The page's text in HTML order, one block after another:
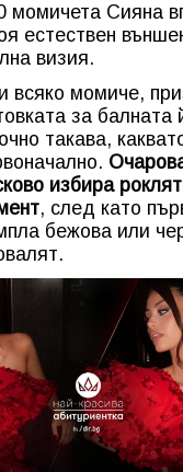
момичета Сияна
естествен
визия.
всяко момиче,
за балната
такава,
избира
, след като
бежова или